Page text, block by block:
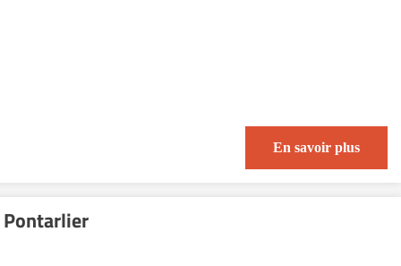
En savoir plus